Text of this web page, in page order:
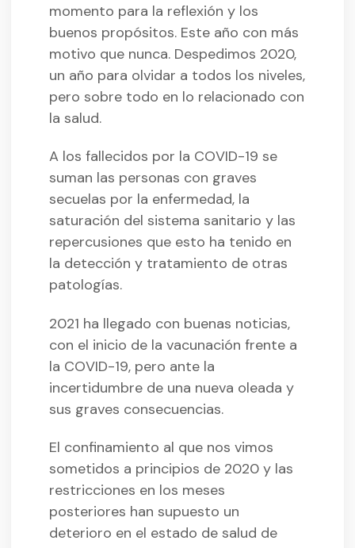
momento para la reflexión y los
buenos propósitos. Este año con más
motivo que nunca. Despedimos 2020,
un año para olvidar a todos los niveles,
pero sobre todo en lo relacionado con
la salud.
A los fallecidos por la COVID-19 se
suman las personas con graves
secuelas por la enfermedad, la
saturación del sistema sanitario y las
repercusiones que esto ha tenido en
la detección y tratamiento de otras
patologías.
2021 ha llegado con buenas noticias,
con el inicio de la vacunación frente a
la COVID-19, pero ante la
incertidumbre de una nueva oleada y
sus graves consecuencias.
El confinamiento al que nos vimos
sometidos a principios de 2020 y las
restricciones en los meses
posteriores han supuesto un
deterioro en el estado de salud de